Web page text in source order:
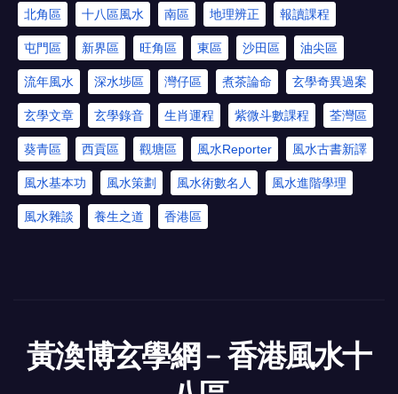
北角區 十八區風水 南區 地理辨正 報讀課程
屯門區 新界區 旺角區 東區 沙田區 油尖區
流年風水 深水埗區 灣仔區 煮茶論命 玄學奇異過案
玄學文章 玄學錄音 生肖運程 紫微斗數課程 荃灣區
葵青區 西貢區 觀塘區 風水Reporter 風水古書新譯
風水基本功 風水策劃 風水術數名人 風水進階學理
風水雜談 養生之道 香港區
黃渙博玄學網﹣香港風水十